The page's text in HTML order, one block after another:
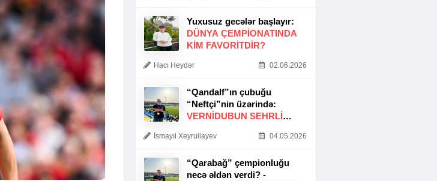
Yuxusuz gecələr başlayır:
DÜNYA ÇEMPIONATINDA
KIM FAVORITDIR?
Hacı Heydər 02.06.2026
“Qandalf”ın çubuğu
“Neftçi”nin üzərində:
VERNİDUBUN SEHRLİ
İsmayıl Xeyrullayev 04.05.2026
“Qarabağ” çempionluğu
necə əldən verdi? -